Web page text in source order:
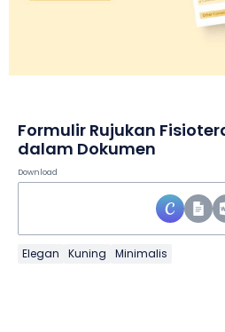
Formulir Rujukan
dalam Dokumen
Download
Elegan Kuning Minimalis